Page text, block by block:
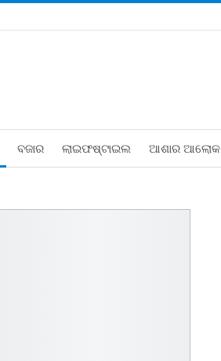
ବଜାର ଲାଇଫଷ୍ଟାଇଲ ଆଶାର ଆଲୋକ